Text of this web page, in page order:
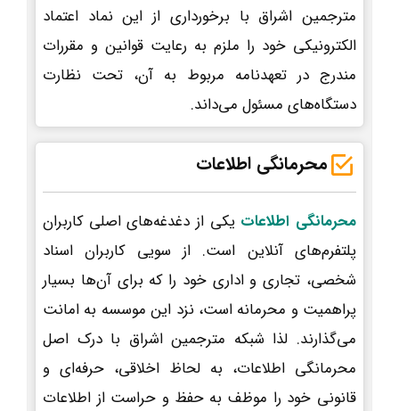
مترجمین اشراق با برخورداری از این نماد اعتماد
الکترونیکی خود را ملزم به رعایت قوانین و مقررات
مندرج در تعهدنامه مربوط به آن، تحت نظارت
دستگاه‌های مسئول می‌داند.
محرمانگی اطلاعات
محرمانگی اطلاعات یکی از دغدغه‌های اصلی کاربران
پلتفرم‌های آنلاین است. از سویی کاربران اسناد
شخصی، تجاری و اداری خود را که برای آن‌ها بسیار
پراهمیت و محرمانه است، نزد این موسسه به امانت
می‌گذارند. لذا شبکه مترجمین اشراق با درک اصل
محرمانگی اطلاعات، به لحاظ اخلاقی، حرفه‌ای و
قانونی خود را موظف به حفظ و حراست از اطلاعات